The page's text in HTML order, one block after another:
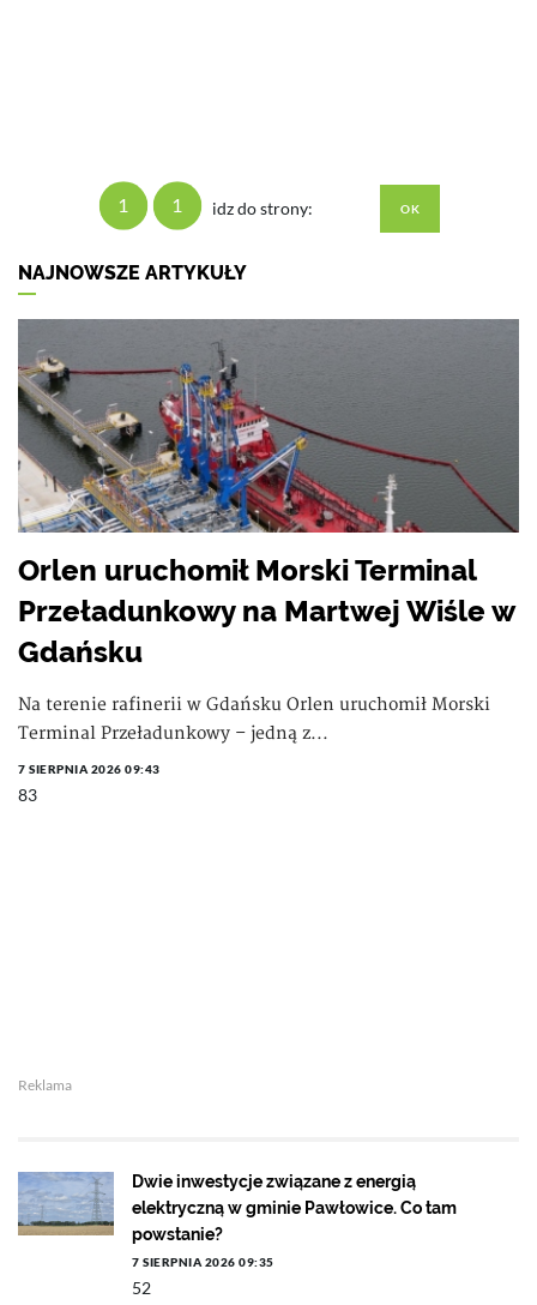
1 1 idz do strony:
NAJNOWSZE ARTYKUŁY
Orlen uruchomił Morski Terminal
Przeładunkowy na Martwej Wiśle w
Gdańsku
Na terenie rafinerii w Gdańsku Orlen uruchomił Morski
Terminal Przeładunkowy – jedną z...
7 SIERPNIA 2026 09:43
83
Reklama
Dwie inwestycje związane z energią
elektryczną w gminie Pawłowice. Co tam
powstanie?
7 SIERPNIA 2026 09:35
52